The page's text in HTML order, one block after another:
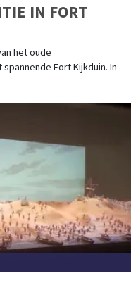
IN FORT
het oude
Fort Kijkduin. In